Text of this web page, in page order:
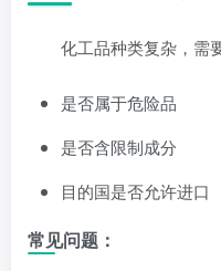
化工品种类复杂，需
是否属于危险品
是否含限制成分
目的国是否允许进口
常见问题：